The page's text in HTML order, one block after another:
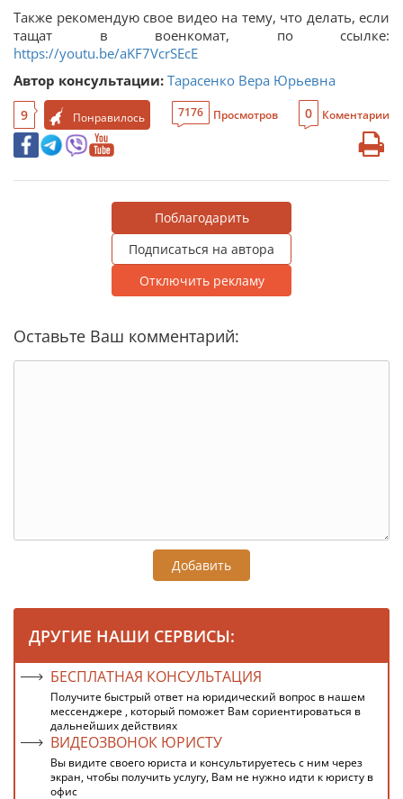
Также рекомендую свое видео на тему, что делать, если
тащат в военкомат, по ссылке:
https://youtu.be/aKF7VcrSEcE
Автор консультации: Тарасенко Вера Юрьевна
9 Понравилось 7176 Просмотров 0 Коментарии
Поблагодарить
Подписаться на автора
Отключить рекламу
Оставьте Ваш комментарий:
Добавить
ДРУГИЕ НАШИ СЕРВИСЫ:
БЕСПЛАТНАЯ КОНСУЛЬТАЦИЯ
Получите быстрый ответ на юридический вопрос в нашем
мессенджере , который поможет Вам сориентироваться в
дальнейших действиях
ВИДЕОЗВОНОК ЮРИСТУ
Вы видите своего юриста и консультируетесь с ним через
экран, чтобы получить услугу, Вам не нужно идти к юристу в
офис